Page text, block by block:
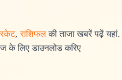
, राशिफल की ताजा खबरें पढ़ें यहां.
के लिए डाउनलोड करिए